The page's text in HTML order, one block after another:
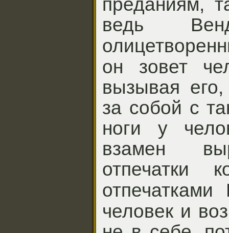
преданиям,
ведь
он зовет
вызывая
за собой с
ноги у
взамен
отпечатки
человек и